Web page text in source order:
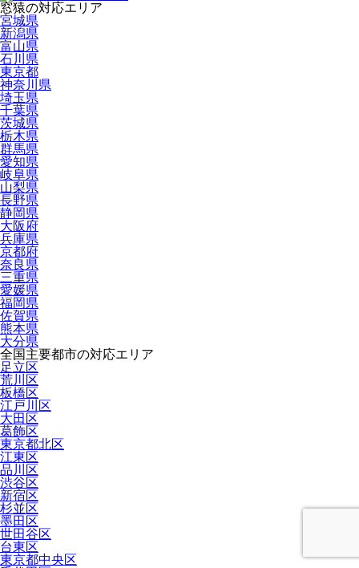
窓猿の対応エリア
宮城県
新潟県
富山県
石川県
東京都
神奈川県
埼玉県
千葉県
茨城県
栃木県
群馬県
愛知県
岐阜県
山梨県
長野県
静岡県
大阪府
兵庫県
京都府
奈良県
三重県
愛媛県
福岡県
佐賀県
熊本県
大分県
全国主要都市の対応エリア
足立区
荒川区
板橋区
江戸川区
大田区
葛飾区
東京都北区
江東区
品川区
渋谷区
新宿区
杉並区
墨田区
世田谷区
台東区
東京都中央区